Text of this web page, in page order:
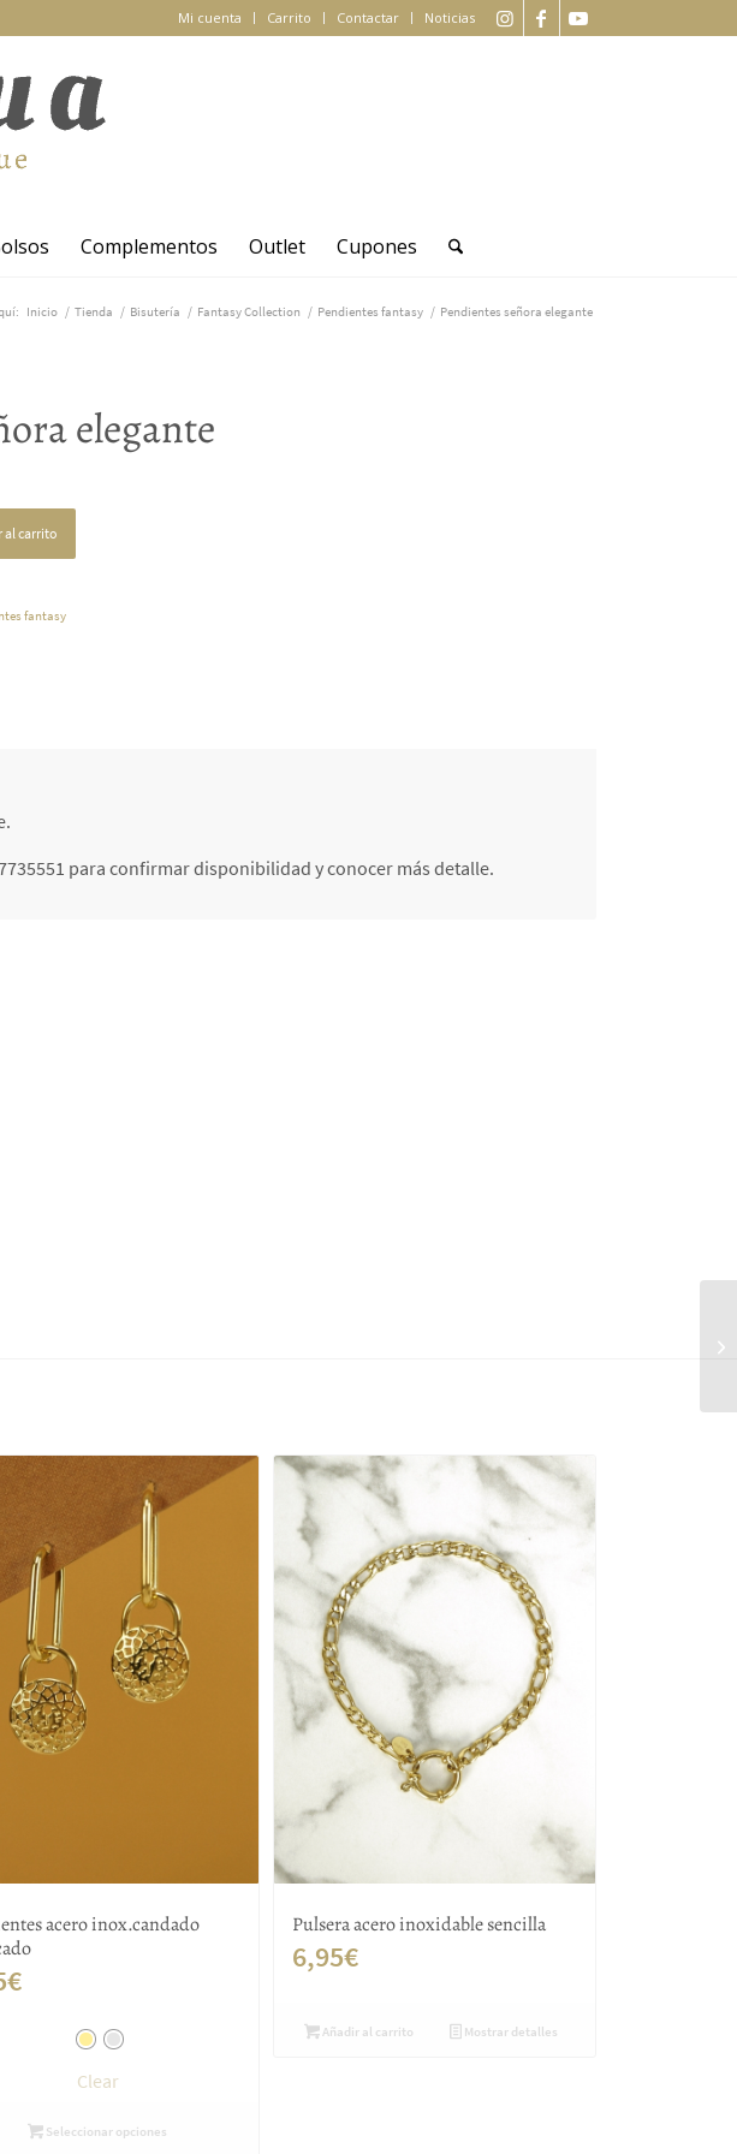
Mi cuenta Carrito Contactar Noticias
Complementos Outlet Cupones
Inicio / Tienda / Bisutería / Fantasy Collection / Pendientes fantasy / Pendientes señora elegante
elegante
al carrito
fantasy
para confirmar disponibilidad y conocer más detalle.
acero inox.candado
€
Clear
Seleccionar opciones
Pulsera acero inoxidable sencilla
6,95€
Añadir al carrito Mostrar detalles